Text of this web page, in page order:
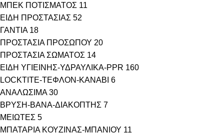
ΜΠΕΚ ΠΟΤΙΣΜΑΤΟΣ 11
ΕΙΔΗ ΠΡΟΣΤΑΣΙΑΣ 52
ΓΑΝΤΙΑ 18
ΠΡΟΣΤΑΣΙΑ ΠΡΟΣΩΠΟΥ 20
ΠΡΟΣΤΑΣΙΑ ΣΩΜΑΤΟΣ 14
ΕΙΔΗ ΥΓΙΕΙΝΗΣ-ΥΔΡΑΥΛΙΚΑ-PPR 160
LOCKTITE-ΤΕΦΛΟΝ-ΚΑΝΑΒΙ 6
ΑΝΑΛΩΣΙΜΑ 30
ΒΡΥΣΗ-ΒΑΝΑ-ΔΙΑΚΟΠΤΗΣ 7
ΜΕΙΩΤΕΣ 5
ΜΠΑΤΑΡΙΑ ΚΟΥΖΙΝΑΣ-ΜΠΑΝΙΟΥ 11